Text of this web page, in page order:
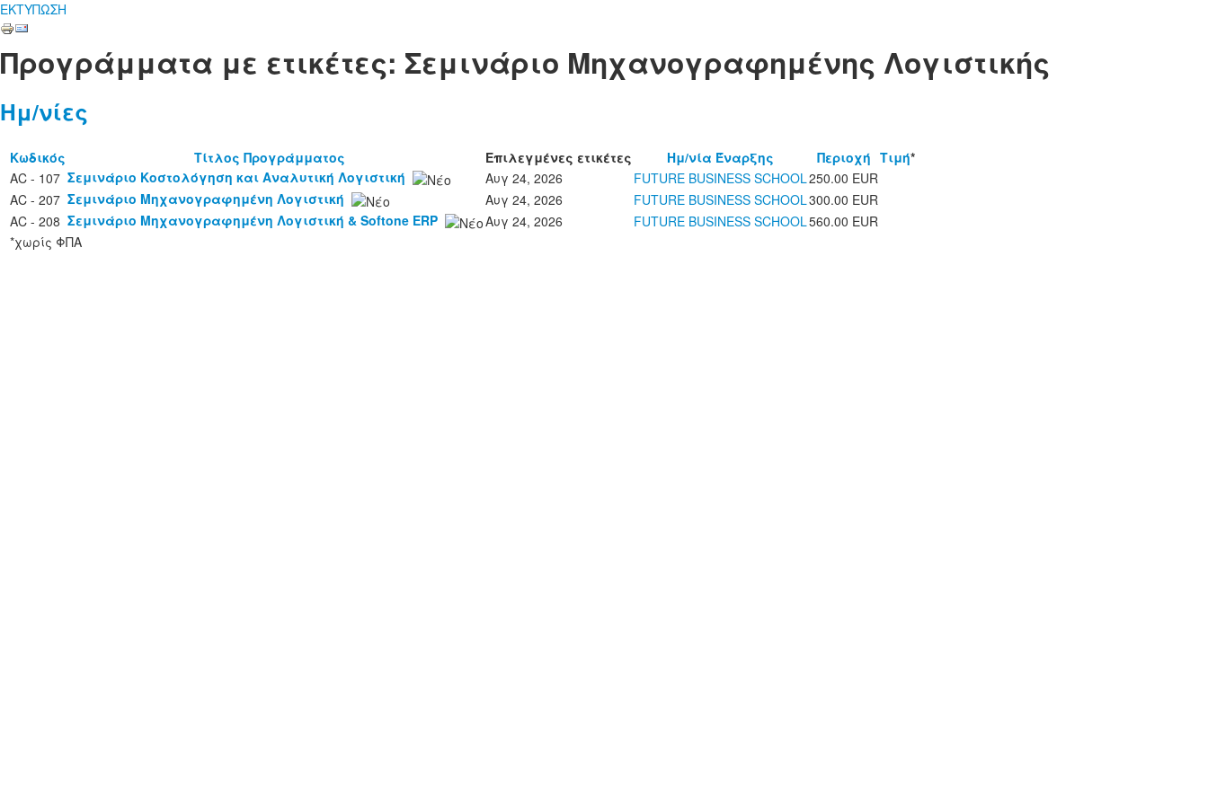
ΕΚΤΥΠΩΣΗ
Προγράμματα με ετικέτες: Σεμινάριο Μηχανογραφημένης Λογιστικής
Ημ/νίες
Κωδικός Τίτλος Προγράμματος Επιλεγμένες ετικέτες Ημ/νία Έναρξης Περιοχή Τιμή*
AC - 107 Σεμινάριο Κοστολόγηση και Αναλυτική Λογιστική Αυγ 24, 2026 FUTURE BUSINESS SCHOOL250.00 EUR
AC - 207 Σεμινάριο Μηχανογραφημένη Λογιστική Αυγ 24, 2026 FUTURE BUSINESS SCHOOL300.00 EUR
AC - 208 Σεμινάριο Μηχανογραφημένη Λογιστική & Softone ERP Αυγ 24, 2026 FUTURE BUSINESS SCHOOL560.00 EUR
*χωρίς ΦΠΑ